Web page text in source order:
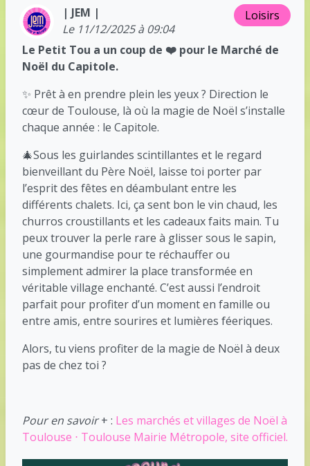
| JEM |
Le 11/12/2025 à 09:04
Loisirs
Le Petit Tou a un coup de ❤️ pour le Marché de
Noël du Capitole.
✨ Prêt à en prendre plein les yeux ? Direction le
cœur de Toulouse, là où la magie de Noël s’installe
chaque année : le Capitole.
🎄Sous les guirlandes scintillantes et le regard
bienveillant du Père Noël, laisse toi porter par
l’esprit des fêtes en déambulant entre les
différents chalets. Ici, ça sent bon le vin chaud, les
churros croustillants et les cadeaux faits main. Tu
peux trouver la perle rare à glisser sous le sapin,
une gourmandise pour te réchauffer ou
simplement admirer la place transformée en
véritable village enchanté. C’est aussi l’endroit
parfait pour profiter d’un moment en famille ou
entre amis, entre sourires et lumières féeriques.
Alors, tu viens profiter de la magie de Noël à deux
pas de chez toi ?
Pour en savoir+ : Les marchés et villages de Noël à
Toulouse ⋅ Toulouse Mairie Métropole, site officiel.